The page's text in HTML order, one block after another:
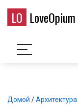
LO LoveOpium
Домой /Архитектура